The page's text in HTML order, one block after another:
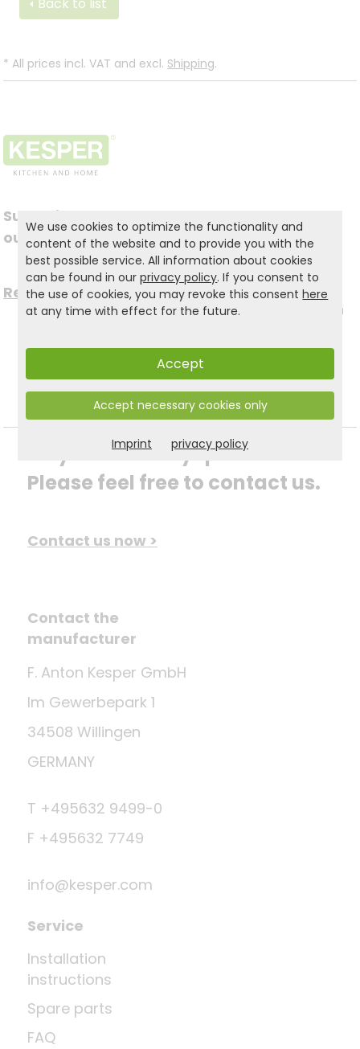
* All prices incl. VAT and excl. Shipping.
Subscribe to
our newsletter
Register now for free >
Follow us on social
media
to stay up to date with
the latest news.
Do you have any questions?
Please feel free to contact us.
Contact us now >
Contact the
manufacturer
F. Anton Kesper GmbH
Im Gewerbepark 1
34508 Willingen
GERMANY
T +495632 9499-0
F +495632 7749
info@kesper.com
Service
Installation
instructions
Spare parts
FAQ
We use cookies to optimize the functionality and
content of the website and to provide you with the
best possible service. All information about cookies
can be found in ourprivacy policy. If you consent to
the use of cookies, you may revoke this consenthere
at any time with effect for the future.
Accept
Accept necessary cookies only
Imprint privacy policy